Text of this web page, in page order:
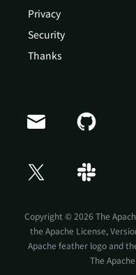
Privacy
Security
Thanks
Copyright © 2026 The
the Apache License,
Apache feather logo and
The
Doris Summit 26